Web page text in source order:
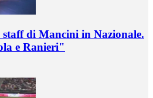
di Mancini in Nazionale.
e Ranieri"